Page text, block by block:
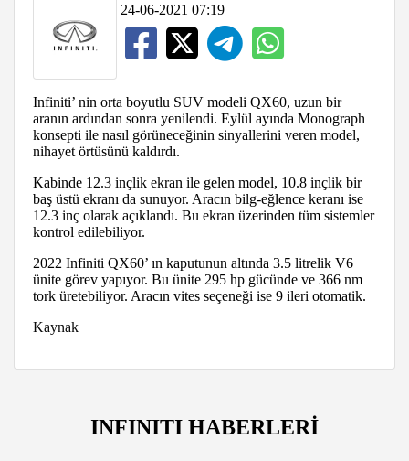
24-06-2021 07:19
Infiniti’ nin orta boyutlu SUV modeli QX60, uzun bir
aranın ardından sonra yenilendi. Eylül ayında Monograph
konsepti ile nasıl görüneceğinin sinyallerini veren model,
nihayet örtüsünü kaldırdı.
Kabinde 12.3 inçlik ekran ile gelen model, 10.8 inçlik bir
baş üstü ekranı da sunuyor. Aracın bilg-eğlence keranı ise
12.3 inç olarak açıklandı. Bu ekran üzerinden tüm sistemler
kontrol edilebiliyor.
2022 Infiniti QX60’ ın kaputunun altında 3.5 litrelik V6
ünite görev yapıyor. Bu ünite 295 hp gücünde ve 366 nm
tork üretebiliyor. Aracın vites seçeneği ise 9 ileri otomatik.
Kaynak
INFINITI HABERLERİ